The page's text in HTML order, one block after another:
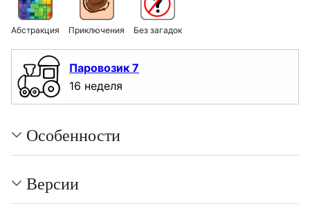
Абстракция Приключения Без загадок
Паровозик 7
16 неделя
Особенности
Версии